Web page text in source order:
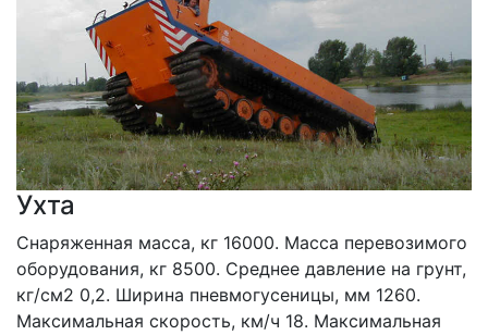
Ухта
Снаряженная масса, кг 16000. Масса перевозимого
оборудования, кг 8500. Среднее давление на грунт,
кг/см2 0,2. Ширина пневмогусеницы, мм 1260.
Максимальная скорость, км/ч 18. Максимальная